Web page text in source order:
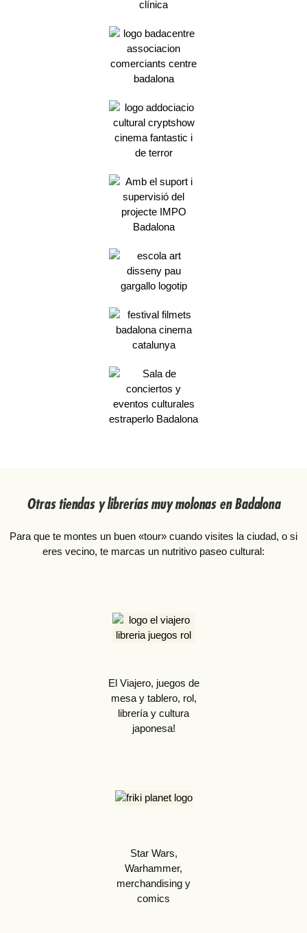
Otras tiendas y librerías muy molonas en Badalona
Para que te montes un buen «tour» cuando visites la ciudad, o si
eres vecino, te marcas un nutritivo paseo cultural:
El Viajero, juegos de
mesa y tablero, rol,
librería y cultura
japonesa!
Star Wars,
Warhammer,
merchandising y
comics